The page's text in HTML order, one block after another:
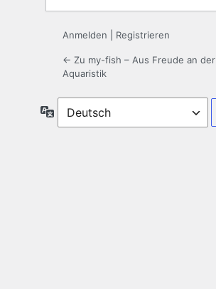
Anmelden Registrieren
← Zu my-fish – Aus Freude an der
Aquaristik
Sprache